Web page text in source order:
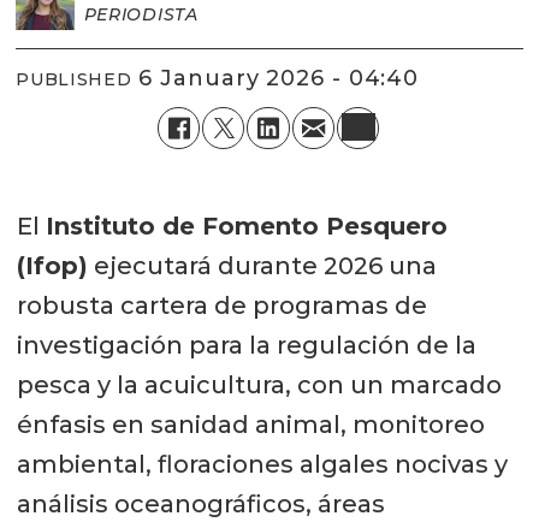
PERIODISTA
PUBLISHED 6 January 2026 - 04:40
El Instituto de Fomento Pesquero
(Ifop) ejecutará durante 2026 una
robusta cartera de programas de
investigación para la regulación de la
pesca y la acuicultura, con un marcado
énfasis en sanidad animal, monitoreo
ambiental, floraciones algales nocivas y
análisis oceanográficos, áreas